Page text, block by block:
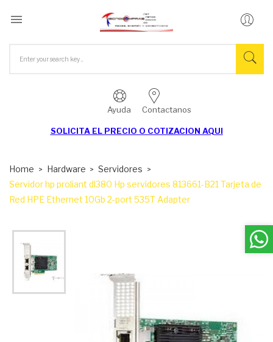

Ayuda Contactanos
SOLICITA EL PRECIO O COTIZACION AQUI
Home Hardware
Servidores
Servidor hp proliant dl380 Hp servidores 813661-B21 Tarjeta de
Red HPE Ethernet 10Gb 2-port 535T Adapter